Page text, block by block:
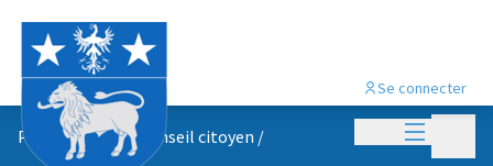
Menu
Se connecter
Propositions du conseil citoyen /